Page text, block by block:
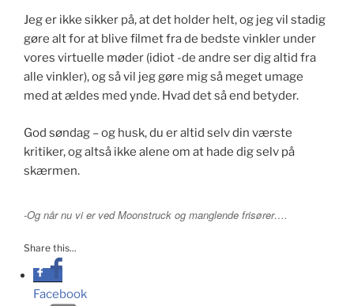
Jeg er ikke sikker på, at det holder helt, og jeg vil stadig
gøre alt for at blive filmet fra de bedste vinkler under
vores virtuelle møder (idiot -de andre ser dig altid fra
alle vinkler), og så vil jeg gøre mig så meget umage
med at ældes med ynde. Hvad det så end betyder.
God søndag – og husk, du er altid selv din værste
kritiker, og altså ikke alene om at hade dig selv på
skærmen.
-Og når nu vi er ved Moonstruck og manglende frisører….
Share this...
Facebook